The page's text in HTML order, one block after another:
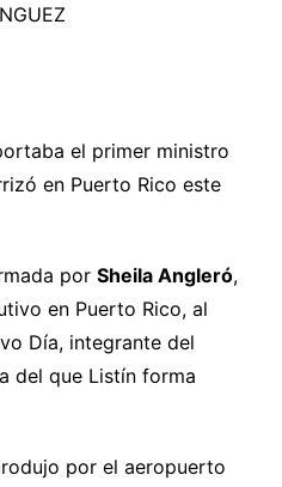
el primer ministro
en Puerto Rico este
por Sheila Angleró,
en Puerto Rico, al
Día, integrante del
del que Listín forma
por el aeropuerto